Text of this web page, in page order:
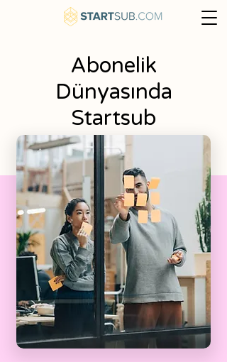
Abonelik
Dünyasında
Startsub